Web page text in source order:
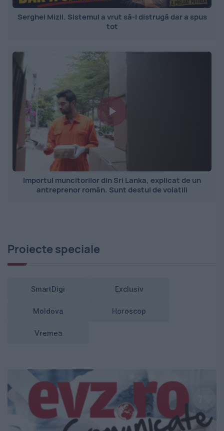
Serghei Mizil. Sistemul a vrut să-l distrugă dar a spus
tot
Importul muncitorilor din Sri Lanka, explicat de un
antreprenor român. Sunt destul de volatili
Proiecte speciale
SmartDigi Exclusiv
Moldova Horoscop
Vremea